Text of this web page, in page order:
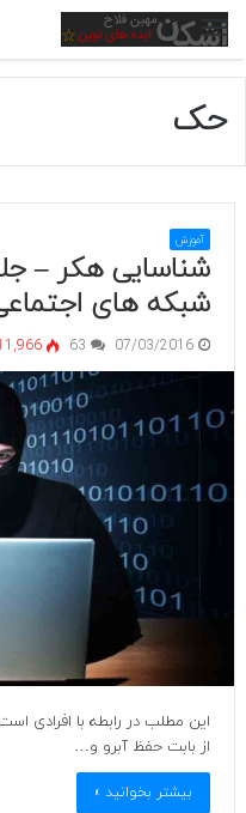
منو
حک
آموزش
شناسایی هکر –
شبکه های
07/03/2016
63
این مطلب در رابطه با افرادی
از بابت حفظ آبرو و…
بیشتر بخوانید »